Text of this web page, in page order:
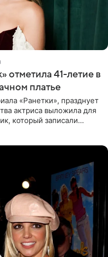
отметила 41-летие в
платье
«Ранетки», празднует
актриса выложила для
который записали